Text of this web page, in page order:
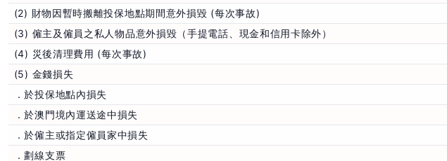
(2) 財物因暫時搬離投保地點期間意外損毀 (每次事故)
(3) 僱主及僱員之私人物品意外損毀（手提電話、現金和信用卡除外）
(4) 災後清理費用 (每次事故)
(5) 金錢損失
．於投保地點內損失
．於澳門境內運送途中損失
．於僱主或指定僱員家中損失
．劃線支票